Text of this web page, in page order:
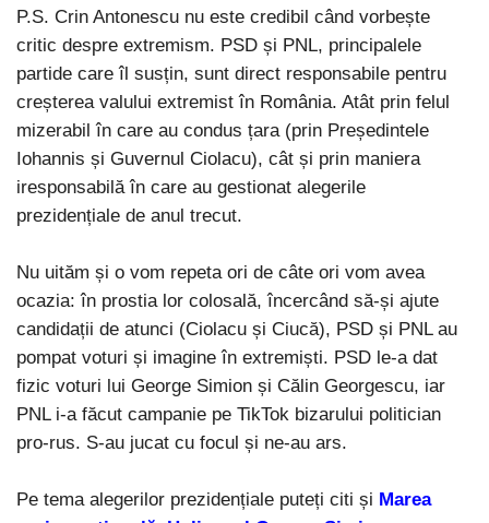
P.S. Crin Antonescu nu este credibil când vorbește
critic despre extremism. PSD și PNL, principalele
partide care îl susțin, sunt direct responsabile pentru
creșterea valului extremist în România. Atât prin felul
mizerabil în care au condus țara (prin Președintele
Iohannis și Guvernul Ciolacu), cât și prin maniera
iresponsabilă în care au gestionat alegerile
prezidențiale de anul trecut.
Nu uităm și o vom repeta ori de câte ori vom avea
ocazia: în prostia lor colosală, încercând să-și ajute
candidații de atunci (Ciolacu și Ciucă), PSD și PNL au
pompat voturi și imagine în extremiști. PSD le-a dat
fizic voturi lui George Simion și Călin Georgescu, iar
PNL i-a făcut campanie pe TikTok bizarului politician
pro-rus. S-au jucat cu focul și ne-au ars.
Pe tema alegerilor prezidențiale puteți citi și Marea